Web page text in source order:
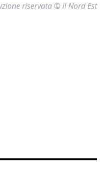
riservata © il Nord Est